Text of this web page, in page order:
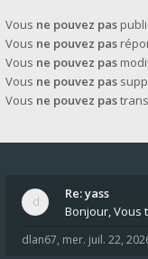
Vous ne pouvez pas
Vous ne pouvez pas
Vous ne pouvez pas
Vous ne pouvez pas
Vous ne pouvez pas
Re: yass
Bonjour, Vous
dlan67, mer. juil. 22,